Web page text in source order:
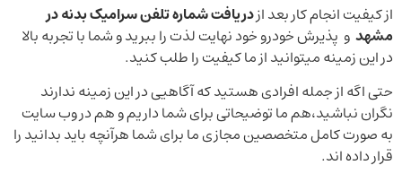
از کیفیت انجام کار بعد ازدریافت شماره تلفن سرامیک بدنه در
مشهد و پذیرش خودرو خود نهایت لذت را ببرید و شما با تجربه بالا
در این زمینه میتوانید از ما کیفیت را طلب کنید.
حتی اگه از جمله افرادی هستید که آگاهیی در این زمینه ندارند
نگران نباشید،هم ما توضیحاتی برای شما داریم و هم در وب سایت
به صورت کامل متخصصین مجازی ما برای شما هرآنچه باید بدانید را
قرار داده اند.